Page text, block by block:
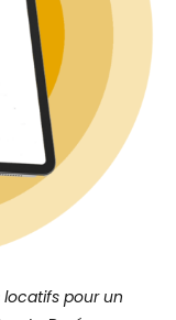
pour un